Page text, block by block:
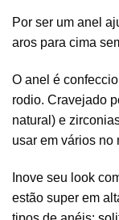
Por ser um anel
aros para cima
O anel é
rodio. Cravejado
natural) e
usar em vários no
Inove seu look
estão super em